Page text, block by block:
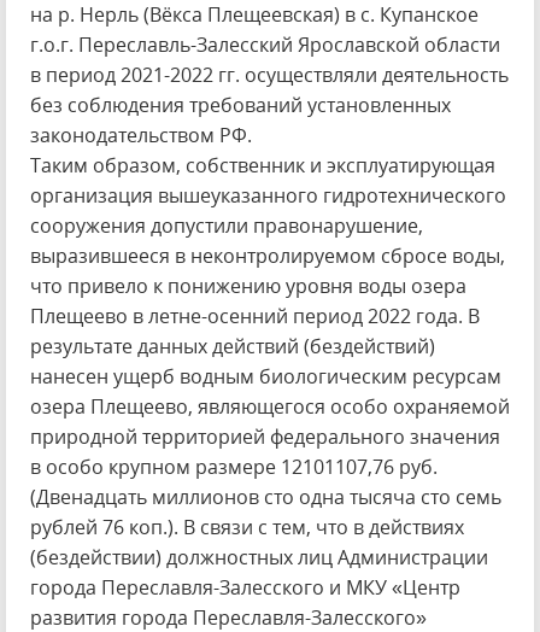
на р. Нерль (Вёкса Плещеевская) в с. Купанское
г.о.г. Переславль-Залесский Ярославской области
в период 2021-2022 гг. осуществляли деятельность
без соблюдения требований установленных
законодательством РФ.
Таким образом, собственник и эксплуатирующая
организация вышеуказанного гидротехнического
сооружения допустили правонарушение,
выразившееся в неконтролируемом сбросе воды,
что привело к понижению уровня воды озера
Плещеево в летне-осенний период 2022 года. В
результате данных действий (бездействий)
нанесен ущерб водным биологическим ресурсам
озера Плещеево, являющегося особо охраняемой
природной территорией федерального значения
в особо крупном размере 12101107,76 руб.
(Двенадцать миллионов сто одна тысяча сто семь
рублей 76 коп.). В связи с тем, что в действиях
(бездействии) должностных лиц Администрации
города Переславля-Залесского и МКУ «Центр
развития города Переславля-Залесского»